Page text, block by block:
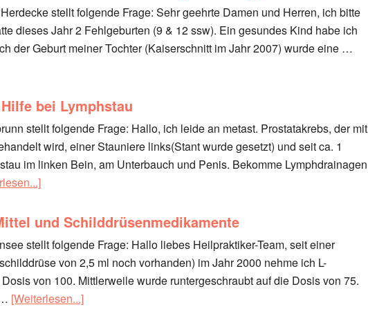
stellt folgende Frage: Sehr geehrte Damen und Herren, ich bitte
dieses Jahr 2 Fehlgeburten (9 & 12 ssw). Ein gesundes Kind habe ich
der Geburt meiner Tochter (Kaiserschnitt im Jahr 2007) wurde eine …
bei Lymphstau
stellt folgende Frage: Hallo, ich leide an metast. Prostatakrebs, der mit
wird, einer Stauniere links(Stant wurde gesetzt) und seit ca. 1
im linken Bein, am Unterbauch und Penis. Bekomme Lymphdrainagen
und Schilddrüsenmedikamente
stellt folgende Frage: Hallo liebes Heilpraktiker-Team, seit einer
von 2,5 ml noch vorhanden) im Jahr 2000 nehme ich L-
von 100. Mittlerweile wurde runtergeschraubt auf die Dosis von 75.
[Weiterlesen...]